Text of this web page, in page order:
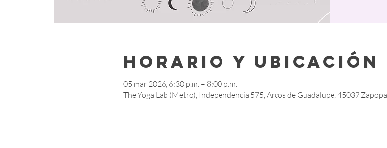
Horario y ubicación
05 mar 2026, 6:30 p.m. – 8:00 p.m.
The Yoga Lab (Metro), Independencia 575, Arcos de Guadalupe, 45037